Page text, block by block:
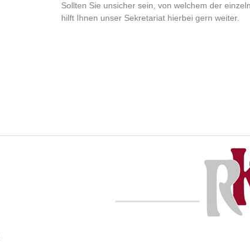
Sollten Sie unsicher sein, von welchem der
hilft Ihnen unser Sekretariat hierbei gern weiter.